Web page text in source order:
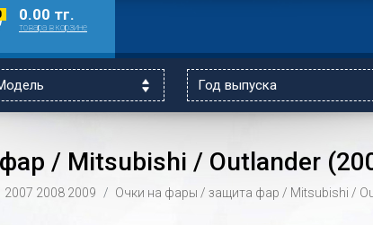
0.00 тг.
товара в корзине
/ Mitsubishi / Outlander
2007 2008 2009 Очки на фары / защита фар / Mitsubishi /